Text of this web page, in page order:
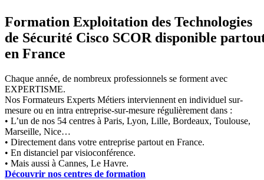
Formation Exploitation des Technologies
de Sécurité Cisco SCOR disponible
en France
Chaque année, de nombreux professionnels se forment avec
EXPERTISME.
Nos Formateurs Experts Métiers interviennent en individuel sur-
mesure ou en intra entreprise-sur-mesure régulièrement dans :
• L’un de nos 54 centres à Paris, Lyon, Lille, Bordeaux, Toulouse,
Marseille, Nice…
• Directement dans votre entreprise partout en France.
• En distanciel par visioconférence.
• Mais aussi à Cannes, Le Havre.
Découvrir nos centres de formation